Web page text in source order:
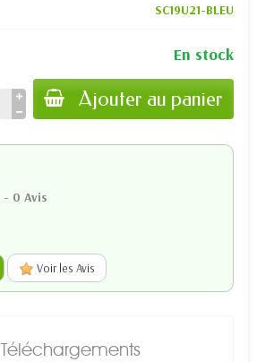
SC19U21-BLEU
En stock
Ajouter au panier
- 0 Avis
Voir les Avis
Téléchargements